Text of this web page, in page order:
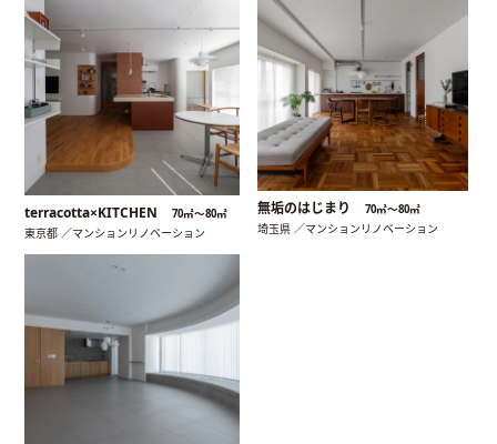
terracotta×KITCHEN 70㎡〜80㎡
東京都 ／マンションリノベーション
無垢のはじまり 70㎡〜80㎡
埼玉県 ／マンションリノベーション